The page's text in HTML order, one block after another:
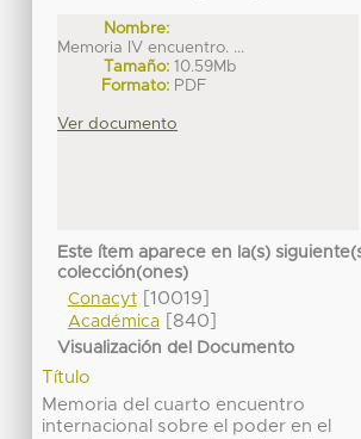
Nombre:
Memoria IV encuentro. ...
Tamaño: 10.59Mb
Formato: PDF
Ver documento
Este ítem aparece en la(s)
colección(ones)
Conacyt[10019]
Académica[840]
Visualización del Documento
Título
Memoria del cuarto encuentro
internacional sobre el poder en el